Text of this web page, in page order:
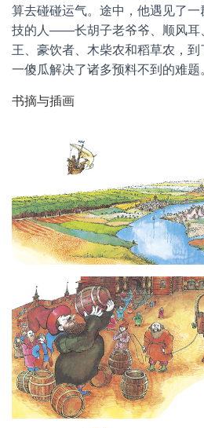
算去碰碰运气。途中，他遇见了
技的人——长胡子老爷爷、顺风耳
王、豪饮者、木柴农和稻草农，
一傻瓜解决了诸多预料不到的难题
书摘与插画